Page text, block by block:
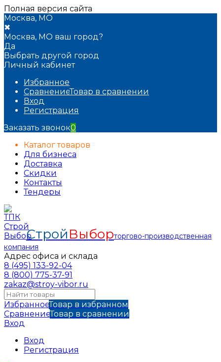
Полная версия сайта
Москва, МО
✖
Москва, МО ваш город?
Да
Выбрать другой город
Личный кабинет
Избранное
СравнениеТовар в сравнении
Вход
Регистрация
Заказать звонок0
Каталог товаров
Для бизнеса
Доставка
Скидки
Контакты
Тендеры
СтройВыборторгово-производственная
компания
Адрес офиса и склада
8 (495) 133-92-04
8 (800) 775-37-91
zakaz@stroy-vibor.ru
ИзбранноеТовар в избранном
СравнениеТовар в сравнении
Вход
Вход
Регистрация